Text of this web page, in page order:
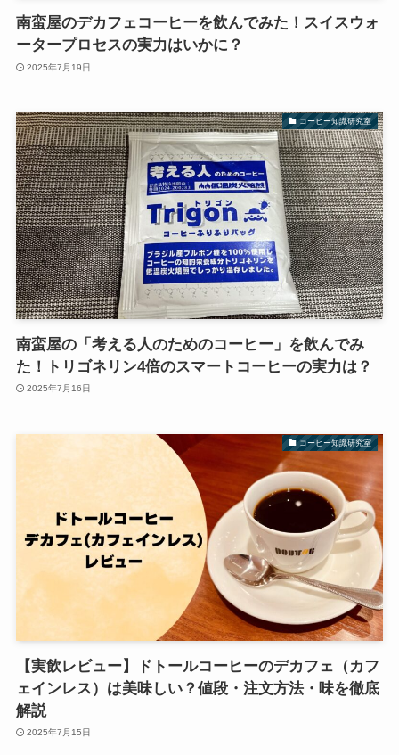
南蛮屋のデカフェコーヒーを飲んでみた！スイスウォ
ータープロセスの実力はいかに？
2025年7月19日
コーヒー知識研究室
南蛮屋の「考える人のためのコーヒー」を飲んでみ
た！トリゴネリン4倍のスマートコーヒーの実力は？
2025年7月16日
コーヒー知識研究室
【実飲レビュー】ドトールコーヒーのデカフェ（カフ
ェインレス）は美味しい？値段・注文方法・味を徹底
解説
2025年7月15日